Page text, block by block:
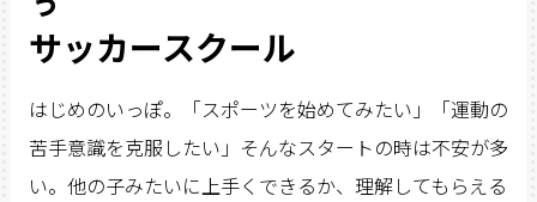
サッカースクール
はじめのいっぽ。「スポーツを始めてみたい」「運動の
苦手意識を克服したい」そんなスタートの時は不安が多
い。他の子みたいに上手くできるか、理解してもらえる